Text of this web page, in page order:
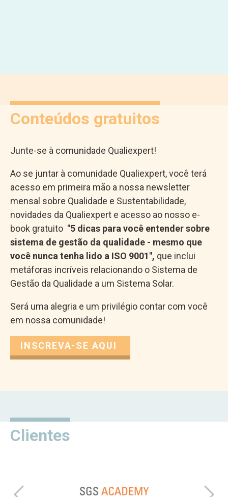
Conteúdos gratuitos
Junte-se à comunidade Qualiexpert!
Ao se juntar à comunidade Qualiexpert, você terá
acesso em primeira mão a nossa newsletter
mensal sobre Qualidade e Sustentabilidade,
novidades da Qualiexpert e acesso ao nosso e-
book gratuito "5 dicas para você entender sobre
sistema de gestão da qualidade - mesmo que
você nunca tenha lido a ISO 9001", que inclui
metáforas incríveis relacionando o Sistema de
Gestão da Qualidade a um Sistema Solar.
Será uma alegria e um privilégio contar com você
em nossa comunidade!
INSCREVA-SE AQUI
Nome
Dados!
Clientes